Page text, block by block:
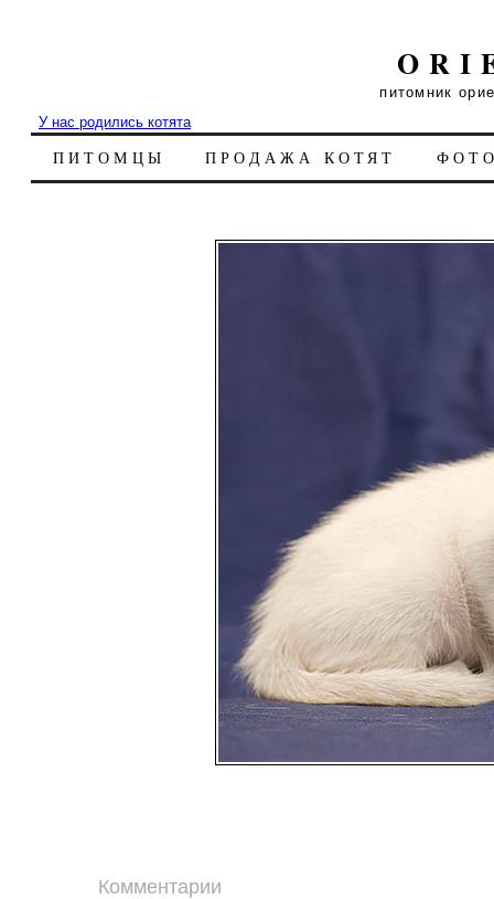
питомник
У нас родились котята
ПИТОМЦЫ ПРОДАЖА КОТЯТ
Комментарии